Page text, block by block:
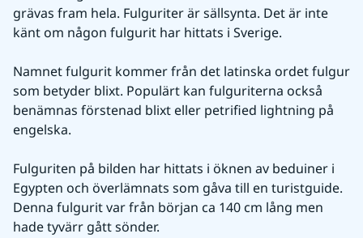
grävas fram hela. Fulguriter är sällsynta. Det är inte
känt om någon fulgurit har hittats i Sverige.
Namnet fulgurit kommer från det latinska ordet fulgur
som betyder blixt. Populärt kan fulguriterna också
benämnas förstenad blixt eller petrified lightning på
engelska.
Fulguriten på bilden har hittats i öknen av beduiner i
Egypten och överlämnats som gåva till en turistguide.
Denna fulgurit var från början ca 140 cm lång men
hade tyvärr gått sönder.